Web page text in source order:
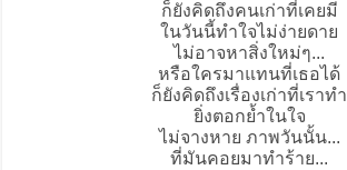
ก็ยังคิดถึงคนเก่าที่เคยมี
ในวันนี้ทำใจไม่ง่ายดาย
ไม่อาจหาสิ่งใหม่ๆ...
หรือใครมาแทนที่เธอได้
ก็ยังคิดถึงเรื่องเก่าที่เราทำ
ยิ่งตอกย้ำในใจ
ไม่จางหาย ภาพวันนั้น...
ที่มันคอยมาทำร้าย...